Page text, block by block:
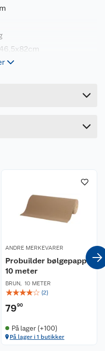
ANDRE MERKEVARER
Probuilder bølgepapp
10 meter
BRUN, 10 METER
☆☆☆☆☆ (2)
7990
På lager (+100)
På lager i 1 butikker